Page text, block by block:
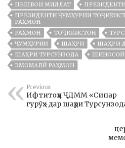
ПЕШВОИ МИЛЛАТ
ПРЕЗИДЕНТИ ҶУМҲУРИИ
РАҲМОН
РАҲМОН
ТОҶИКИСТОН
ҶУМҲУРИИ
ШАҲРИ
ШАҲРИ
ШАҲРИ ТУРСУНЗОДА
ШИНОСОӢ
ЭМОМАЛӢ РАҲМОН
Previous
Ифтитоҳи ҶДММ «Сипар
гурӯҳ» дар шаҳри